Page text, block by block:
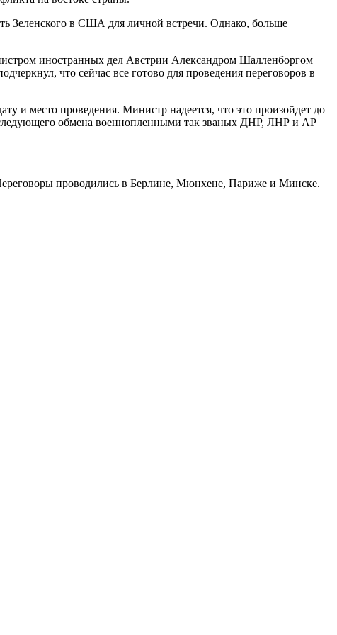
Зеленского в США для личной встречи. Однако, больше
иностранных дел Австрии Александром Шалленборгом
что сейчас все готово для проведения переговоров в
и место проведения. Министр надеется, что это произойдет до
следующего обмена военнопленными так званых ДНР, ЛНР и АР
проводились в Берлине, Мюнхене, Париже и Минске.